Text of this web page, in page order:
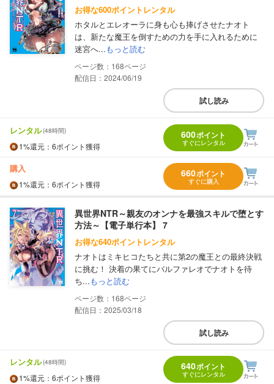
お得な600ポイントレンタル
ホタルとエレオーラに身も心も捧げさせたナオト
は、新たな魔王を倒すための力を手に入れるために
迷宮へ...もっと読む
168
配信日：2024/06/19
試し読み
レンタル(48時間)
1%還元 ：6ポイント獲得
600ポイント
すぐにレンタル
購入
1%還元 ：6ポイント獲得
660ポイント
すぐに購入
異世界NTR～親友のオンナを最強スキルで堕とす
方法～【電子単行本】 7
お得な640ポイントレンタル
ナオトはミキヒコたちと共に第2の魔王との最終決戦
に挑む！ 決着の果てにバルファレオでナオトを待
ち...もっと読む
168
配信日：2025/03/18
試し読み
レンタル(48時間)
1%還元 ：6ポイント獲得
640ポイント
すぐにレンタル